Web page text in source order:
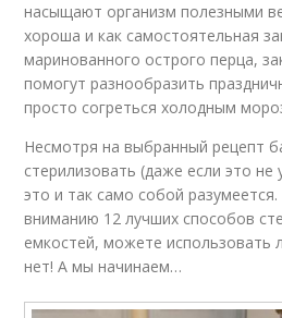
насыщают организм полезными
хороша и как самостоятельная
маринованного острого перца,
помогут разнообразить
просто согреться холодным
Несмотря на выбранный рецепт
стерилизовать (даже если это не
это и так само собой
вниманию 12 лучших способов
емкостей, можете использовать
нет! А мы начинаем…